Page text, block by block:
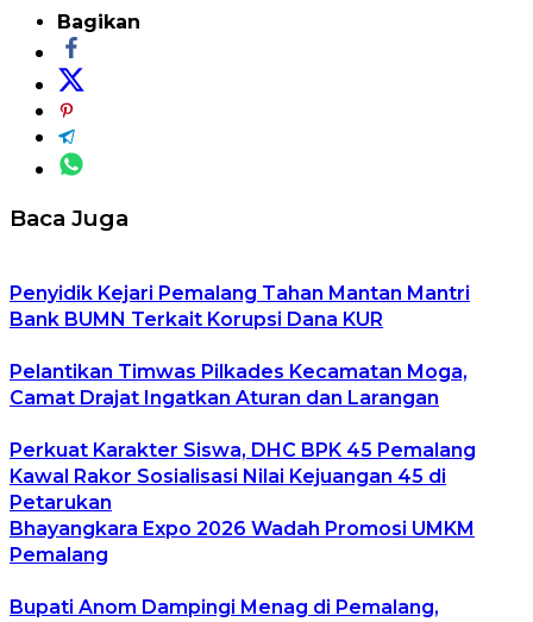
Bagikan
Baca Juga
Penyidik Kejari Pemalang Tahan Mantan Mantri
Bank BUMN Terkait Korupsi Dana KUR
Pelantikan Timwas Pilkades Kecamatan Moga,
Camat Drajat Ingatkan Aturan dan Larangan
Perkuat Karakter Siswa, DHC BPK 45 Pemalang
Kawal Rakor Sosialisasi Nilai Kejuangan 45 di
Petarukan
Bhayangkara Expo 2026 Wadah Promosi UMKM
Pemalang
Bupati Anom Dampingi Menag di Pemalang,